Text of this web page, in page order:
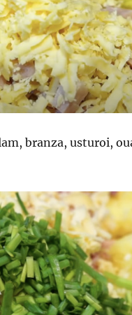
branza, usturoi,